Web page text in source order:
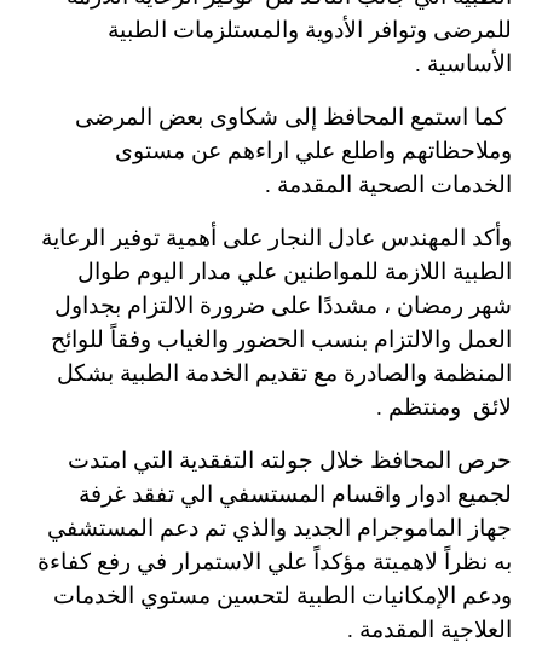
للمرضى وتوافر الأدوية والمستلزمات الطبية
الأساسية .
كما استمع المحافظ إلى شكاوى بعض المرضى
وملاحظاتهم واطلع علي اراءهم عن مستوى
الخدمات الصحية المقدمة .
وأكد المهندس عادل النجار على أهمية توفير الرعاية
الطبية اللازمة للمواطنين علي مدار اليوم طوال
شهر رمضان ، مشددًا على ضرورة الالتزام بجداول
العمل والالتزام بنسب الحضور والغياب وفقاً للوائح
المنظمة والصادرة مع تقديم الخدمة الطبية بشكل
لائق ومنتظم .
حرص المحافظ خلال جولته التفقدية التي امتدت
لجميع ادوار واقسام المستسفي الي تفقد غرفة
جهاز الماموجرام الجديد والذي تم دعم المستشفي
به نظراً لاهميتة مؤكداً علي الاستمرار في رفع كفاءة
ودعم الإمكانيات الطبية لتحسين مستوي الخدمات
العلاجية المقدمة .